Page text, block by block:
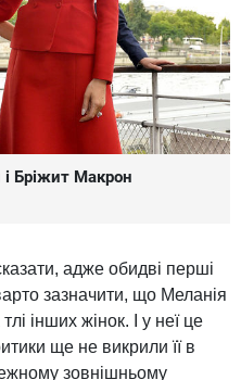
Бріжит Макрон
адже обидві перші
зазначити, що Меланія
інших жінок. І у неї це
ще не викрили її в
зовнішньому